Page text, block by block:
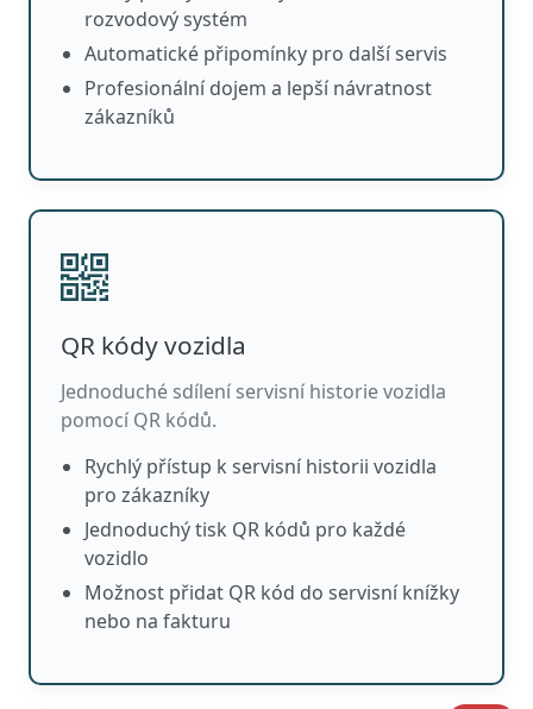
rozvodový systém
Automatické připomínky pro další servis
Profesionální dojem a lepší návratnost
zákazníků
QR kódy vozidla
Jednoduché sdílení servisní historie vozidla
pomocí QR kódů.
Rychlý přístup k servisní historii vozidla
pro zákazníky
Jednoduchý tisk QR kódů pro každé
vozidlo
Možnost přidat QR kód do servisní knížky
nebo na fakturu